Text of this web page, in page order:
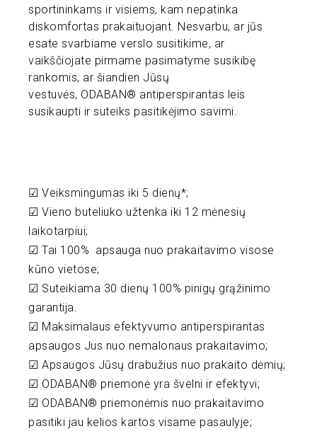
sportininkams ir visiems, kam nepatinka
diskomfortas prakaituojant. Nesvarbu, ar jūs
esate svarbiame verslo susitikime, ar
vaikščiojate pirmame pasimatyme susikibę
rankomis, ar šiandien Jūsų
vestuvės, ODABAN® antiperspirantas leis
susikaupti ir suteiks pasitikėjimo savimi.
☑ Veiksmingumas iki 5 dienų*;
☑ Vieno buteliuko užtenka iki 12 mėnesių
laikotarpiui;
☑ Tai 100% apsauga nuo prakaitavimo visose
kūno vietose;
☑ Suteikiama 30 dienų 100% pinigų grąžinimo
garantija.
☑ Maksimalaus efektyvumo antiperspirantas
apsaugos Jus nuo nemalonaus prakaitavimo;
☑ Apsaugos Jūsų drabužius nuo prakaito dėmių;
☑ ODABAN® priemonė yra švelni ir efektyvi;
☑ ODABAN® priemonėmis nuo prakaitavimo
pasitiki jau kelios kartos visame pasaulyje;